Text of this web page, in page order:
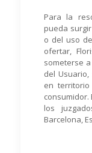
Para la
pueda
o del uso
ofertar,
someterse
del
en
consumidor.
los
Barcelona,